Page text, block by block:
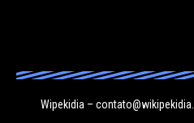
Wipekidia –